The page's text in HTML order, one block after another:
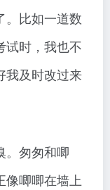
。比如一道数
试时，我也不
我及时改过来
。匆匆和唧
像唧唧在墙上